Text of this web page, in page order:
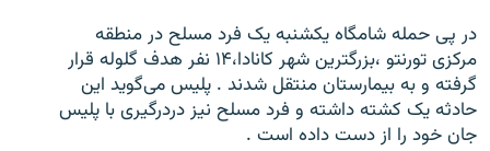
در پی حمله شامگاه یکشنبه یک فرد مسلح در منطقه
مرکزی تورنتو ،‌بزرگترین شهر کانادا،۱۴ نفر هدف گلوله قرار
گرفته و به بیمارستان منتقل شدند . پلیس می‌گوید این
حادثه یک کشته داشته و فرد مسلح نیز دردرگیری با پلیس
جان خود را از دست داده است .